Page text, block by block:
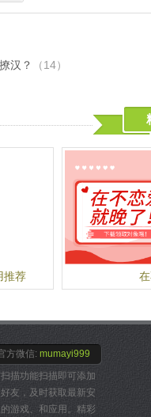
内存、消耗的流量和电量
完全免费：不需要积分，
恢复机率：支持多种恢复
智能分类：恢复结果智能
要的数据；
微信恢复：V2.3.1版本开
了，赶紧用起来吧！
【温馨提示】
Root权限：
数据恢复过程中需要扫描
免Root：
www.bihu101.com） 可免
太久的数据因为可能已经
恢复；
汉？ （14）
推荐
方微信: mumayi999
描功能扫描即可添加
友，及时获取最新安
游戏、和应用。精彩